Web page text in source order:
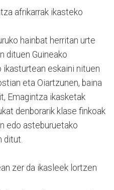
afrikarrak ikasteko
hainbat herritan urte
dituen Guineako
ikasturtean eskaini nituen
eta Oiartzunen, baina
Emagintza ikasketak
denborarik klase finkoak
edo asteburuetako
ditut.
zer da ikasleek lortzen